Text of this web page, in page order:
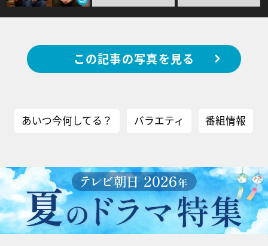
この記事の写真を見る
あいつ今何してる？ バラエティ 番組情報